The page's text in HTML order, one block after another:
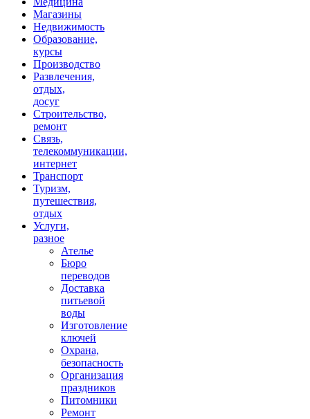
Магазины
Недвижимость
Образование,
курсы
Производство
Развлечения,
отдых,
досуг
Строительство,
ремонт
Связь,
телекоммуникации,
интернет
Транспорт
Туризм,
путешествия,
отдых
Услуги,
разное
Ателье
Бюро
переводов
Доставка
питьевой
воды
Изготовление
ключей
Охрана,
безопасность
Организация
праздников
Питомники
Ремонт